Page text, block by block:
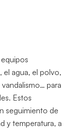
agua, el polvo,
para
Estos
seguimiento de
y temperatura, a